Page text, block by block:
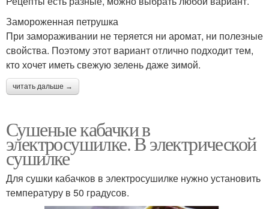
Замороженная петрушка
При замораживании не теряется ни аромат, ни полезные
свойства. Поэтому этот вариант отлично подходит тем,
кто хочет иметь свежую зелень даже зимой.
читать дальше →
Сушеные кабачки в
электросушилке. В электрической
сушилке
Для сушки кабачков в электросушилке нужно установить
температуру в 50 градусов.